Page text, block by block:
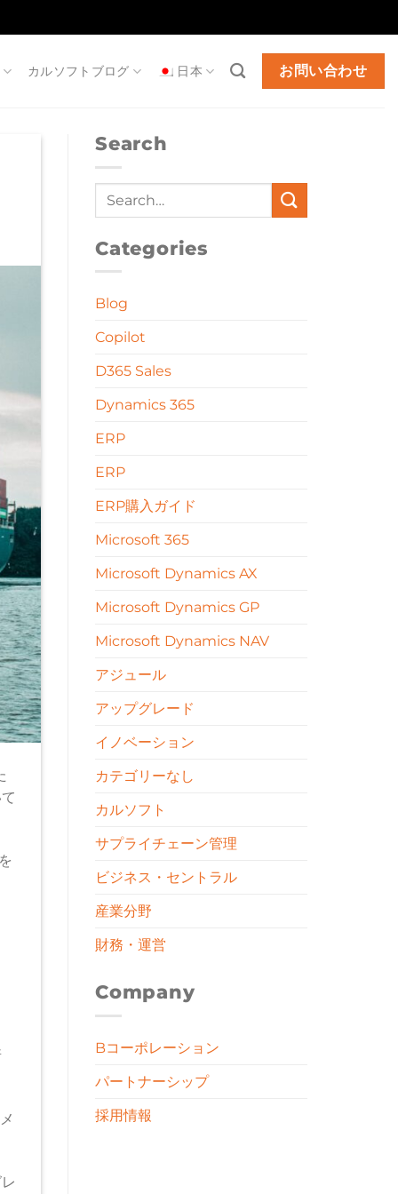
カルソフトブログ 日本 お問い合わせ
Search
Categories
Blog
Copilot
D365 Sales
Dynamics 365
ERP
ERP
ERP購入ガイド
Microsoft 365
Microsoft Dynamics AX
Microsoft Dynamics GP
Microsoft Dynamics NAV
アジュール
アップグレード
イノベーション
カテゴリーなし
カルソフト
サプライチェーン管理
ビジネス・セントラル
産業分野
財務・運営
Company
Bコーポレーション
パートナーシップ
採用情報